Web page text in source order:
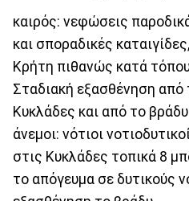
καιρός: νεφώσεις
και σποραδικές
Κρήτη πιθανώς κατά
Σταδιακή εξασθένηση από
Κυκλάδες και από το
άνεμοι: νότιοι
στις Κυκλάδες τοπικά 8
το απόγευμα σε δυτικούς